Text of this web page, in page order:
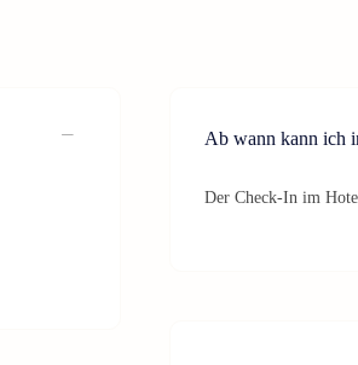
Ab wann kann ich
Der Check-In im